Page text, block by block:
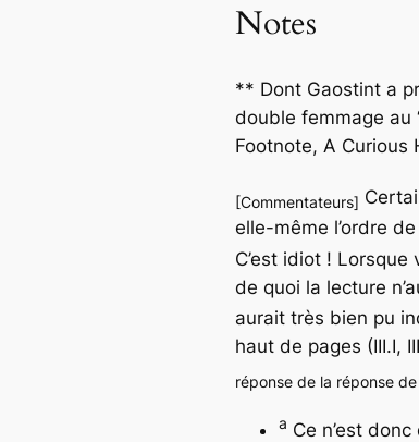
Notes
** Dont Gaostint a
double femmage au
Footnote, A Curious
[Commentateurs]
elle-même l’ordre
C’est idiot !
de quoi la lecture
aurait très bien pu
haut de pages (III.I,
réponse de la réponse
a Ce n’est donc